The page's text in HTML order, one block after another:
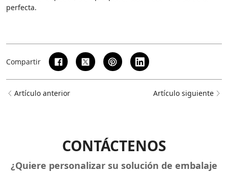
perfecta.
Compartir
Artículo anterior Artículo siguiente
CONTÁCTENOS
¿Quiere personalizar su solución de embalaje